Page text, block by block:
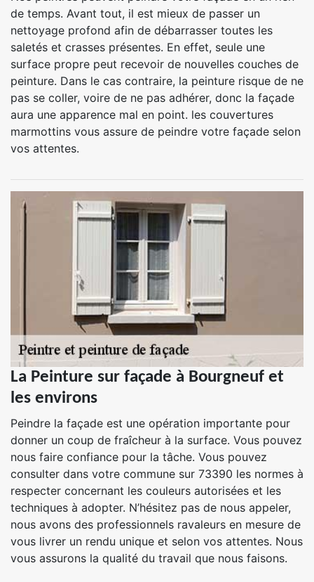
de temps. Avant tout, il est mieux de passer un
nettoyage profond afin de débarrasser toutes les
saletés et crasses présentes. En effet, seule une
surface propre peut recevoir de nouvelles couches de
peinture. Dans le cas contraire, la peinture risque de ne
pas se coller, voire de ne pas adhérer, donc la façade
aura une apparence mal en point. les couvertures
marmottins vous assure de peindre votre façade selon
vos attentes.
La Peinture sur façade à Bourgneuf et
les environs
Peindre la façade est une opération importante pour
donner un coup de fraîcheur à la surface. Vous pouvez
nous faire confiance pour la tâche. Vous pouvez
consulter dans votre commune sur 73390 les normes à
respecter concernant les couleurs autorisées et les
techniques à adopter. N’hésitez pas de nous appeler,
nous avons des professionnels ravaleurs en mesure de
vous livrer un rendu unique et selon vos attentes. Nous
vous assurons la qualité du travail que nous faisons.